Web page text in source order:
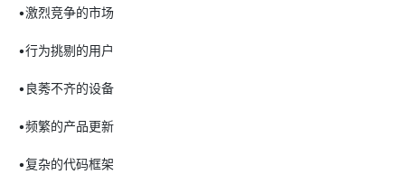
•激烈竞争的市场
•行为挑剔的用户
•良莠不齐的设备
•频繁的产品更新
•复杂的代码框架